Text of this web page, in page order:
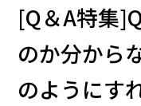
[Q＆A特集
のか分から
のようにす